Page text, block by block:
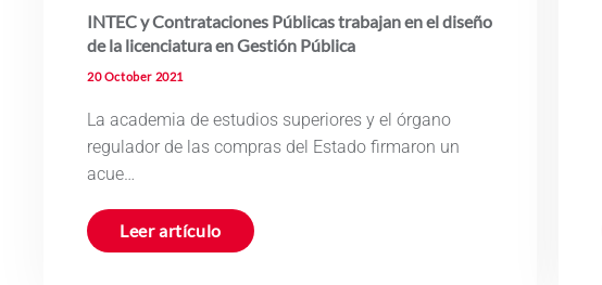
INTEC y Contrataciones Públicas trabajan en el diseño
de la licenciatura en Gestión Pública
20 October 2021
La academia de estudios superiores y el órgano
regulador de las compras del Estado firmaron un
acue…
Leer artículo